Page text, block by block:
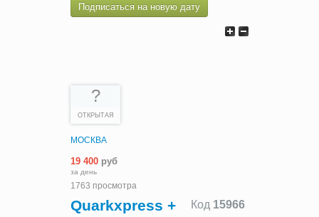
Подписаться на новую дату
?
ОТКРЫТАЯ
МОСКВА
19 400 руб
за день
1763 просмотра
Код 15966
Quarkxpress +